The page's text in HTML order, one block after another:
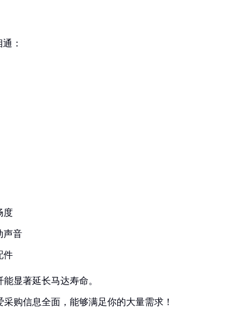
：
度
声音
件
显著延长马达寿命。
购信息全面，能够满足你的大量需求！